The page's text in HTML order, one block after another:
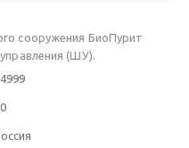
сооружения БиоПурит
(ШУ).